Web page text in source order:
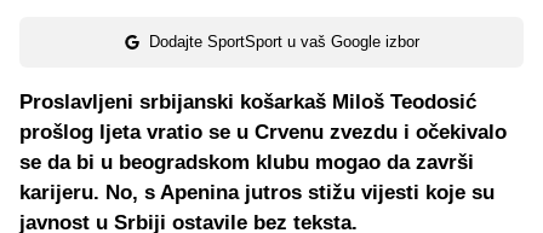
Dodajte SportSport u vaš Google izbor
Proslavljeni srbijanski košarkaš Miloš Teodosić
prošlog ljeta vratio se u Crvenu zvezdu i očekivalo
se da bi u beogradskom klubu mogao da završi
karijeru. No, s Apenina jutros stižu vijesti koje su
javnost u Srbiji ostavile bez teksta.